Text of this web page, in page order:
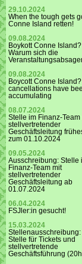
29.10.2024
When the tough gets
Conne Island retten!
09.08.2024
Boykott Conne
Warum sich die
09.08.2024
Boycott Conne
cancellations have
accumulating
08.07.2024
Stelle im Finanz-Team
stellvertretender
Geschäftsleitung
zum 01.10.2024
09.05.2024
Ausschreibung: Stelle
Finanz-Team mit
stellvertretender
Geschäftsleitung ab
01.07.2024
06.04.2024
FSJler:in gesucht!
15.03.2024
Stellenausschreibung:
Stelle für Tickets und
stellvertretende
Geschäftsführung